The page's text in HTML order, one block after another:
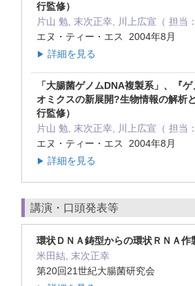
行監修）
片山 勉, 末次正幸, 川上広宣（ 担当
エヌ・ティー・エス 2004年8月
▶ 詳細を見る
「大腸菌ゲノムDNA複製系」、『
オミクスの新展開?生物情報の解析
行監修）
片山 勉, 末次正幸, 川上広宣（ 担当
エヌ・ティー・エス 2004年8月
▶ 詳細を見る
講演・口頭発表等
環状ＤＮＡ鋳型からの環状ＲＮＡ作
米田結, 末次正幸
第20回21世紀大腸菌研究会